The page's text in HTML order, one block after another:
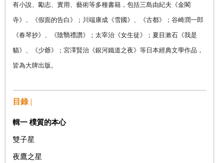
有小說、勵志、實用、藝術等多種書籍，包括三島由紀夫《金閣
寺》、《假面的告白》；川端康成《雪國》、《古都》；谷崎潤一郎
《春琴抄》、《陰翳禮讚》；太宰治《女生徒》；夏目漱石《我是
貓》、《少爺》；宮澤賢治《銀河鐵道之夜》等日本經典文學作品，
皆為大牌出版。
目錄 |
輯一 樸質的本心
雙子星
夜鷹之星